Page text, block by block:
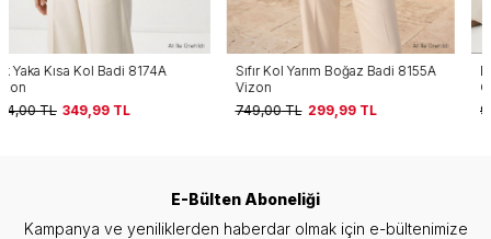
Sıfır Kol Yarım Boğaz Badi 8155A
Vizon
749,00TL 299,99
Boyundan Bağlamalı Dantel Detay
Çıtçıtlı Bodysuit 0348 Kahve
999,00TL 199,99
E-Bülten Aboneliği
Kampanya ve yeniliklerden haberdar olmak için e-bültenimize